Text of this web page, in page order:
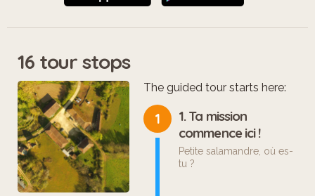
16 tour stops
The guided tour starts here:
1
1. Ta mission
commence ici !
Petite salamandre, où es-
tu ?